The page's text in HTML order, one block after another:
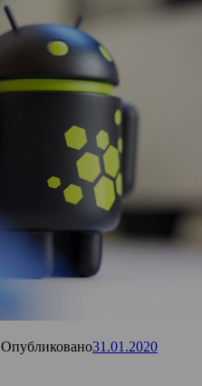
Опубликовано31.01.2020